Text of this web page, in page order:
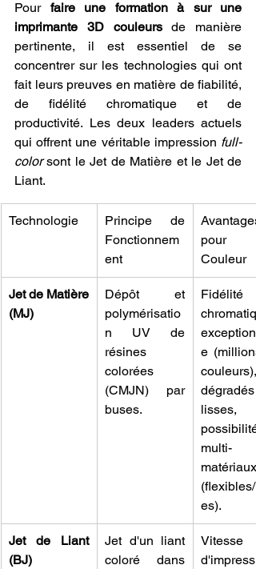
Pour faire une formation à sur une
imprimante 3D couleurs de manière
pertinente, il est essentiel de se
concentrer sur les technologies qui ont
fait leurs preuves en matière de fiabilité,
de fidélité chromatique et de
productivité. Les deux leaders actuels
qui offrent une véritable impression full-
color sont le Jet de Matière et le Jet de
Liant.
Technologie
Principe de
Fonctionnem
ent
Avantages
pour
Couleur
Jet de Matière
(MJ)
Dépôt et
polymérisatio
n UV de
résines
colorées
(CMJN) par
buses.
Fidélité
e
couleurs),
dégradés
lisses,
multi-
matériaux
(flexibles/
es).
Jet de Liant
(BJ)
Jet d'un liant
coloré dans
Vitesse